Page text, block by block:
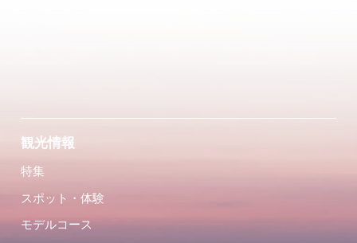
観光情報
特集
スポット・体験
モデルコース